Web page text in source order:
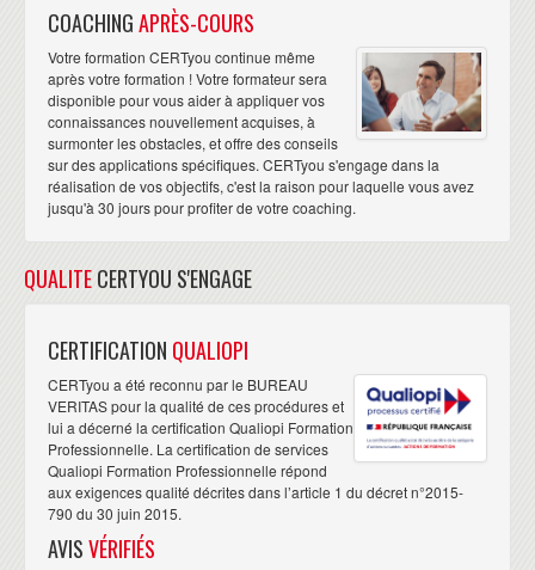
COACHINGAPRÈS-COURS
Votre formation CERTyou continue même
après votre formation ! Votre formateur sera
disponible pour vous aider à appliquer vos
connaissances nouvellement acquises, à
surmonter les obstacles, et offre des conseils
sur des applications spécifiques. CERTyou s'engage dans la
réalisation de vos objectifs, c'est la raison pour laquelle vous avez
jusqu'à 30 jours pour profiter de votre coaching.
QUALITECERTYOU S'ENGAGE
CERTIFICATION QUALIOPI
CERTyou a été reconnu par le BUREAU
VERITAS pour la qualité de ces procédures et
lui a décerné la certification Qualiopi Formation
Professionnelle. La certification de services
Qualiopi Formation Professionnelle répond
aux exigences qualité décrites dans l’article 1 du décret n°2015-
790 du 30 juin 2015.
AVISVÉRIFIÉS